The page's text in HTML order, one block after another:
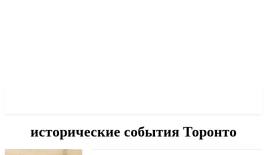
исторические события Торонто